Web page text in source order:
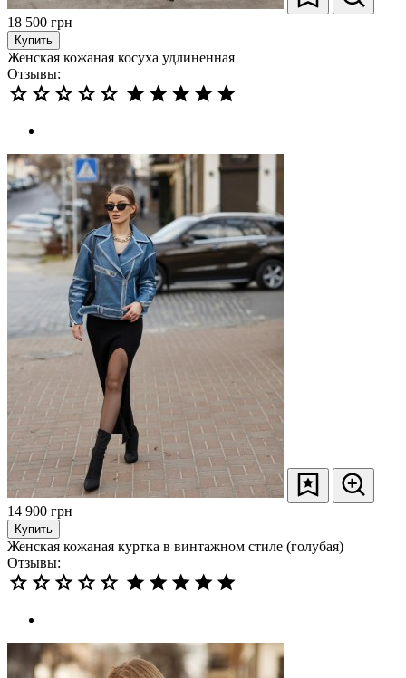
18 500 грн
Купить
Женская кожаная косуха удлиненная
Отзывы:
14 900 грн
Купить
Женская кожаная куртка в винтажном стиле (голубая)
Отзывы: